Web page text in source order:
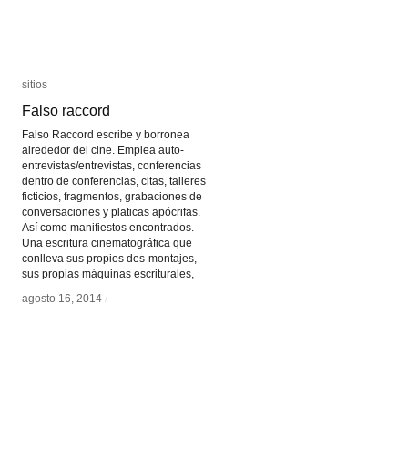
sitios
Falso raccord
Falso Raccord escribe y borronea
alrededor del cine. Emplea auto-
entrevistas/entrevistas, conferencias
dentro de conferencias, citas, talleres
ficticios, fragmentos, grabaciones de
conversaciones y platicas apócrifas.
Así como manifiestos encontrados.
Una escritura cinematográfica que
conlleva sus propios des-montajes,
sus propias máquinas escriturales,
agosto 16, 2014 /
sitios
Falso raccord
agosto 16, 2014 /